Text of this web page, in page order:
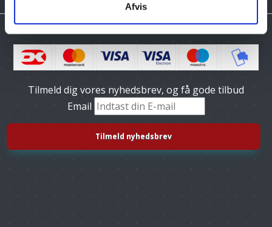
Afvis
Tilmeld dig vores nyhedsbrev, og få gode tilbud
Email